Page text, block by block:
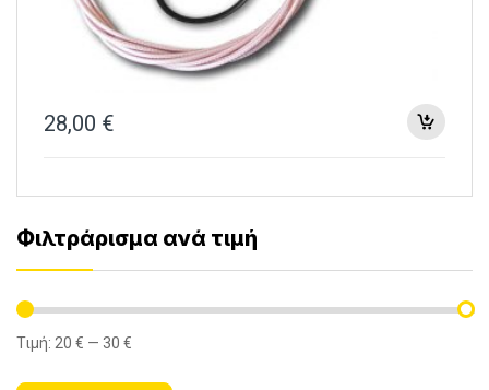
28,00 €
Φιλτράρισμα ανά τιμή
Ελάχιστη
Μέγιστη
Τιμή: 20 € — 30 €